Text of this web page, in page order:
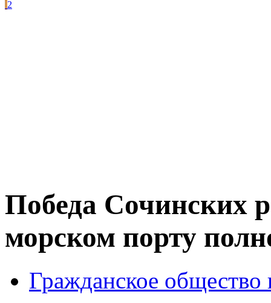
2
Победа Сочинских
морском порту
Гражданское общество